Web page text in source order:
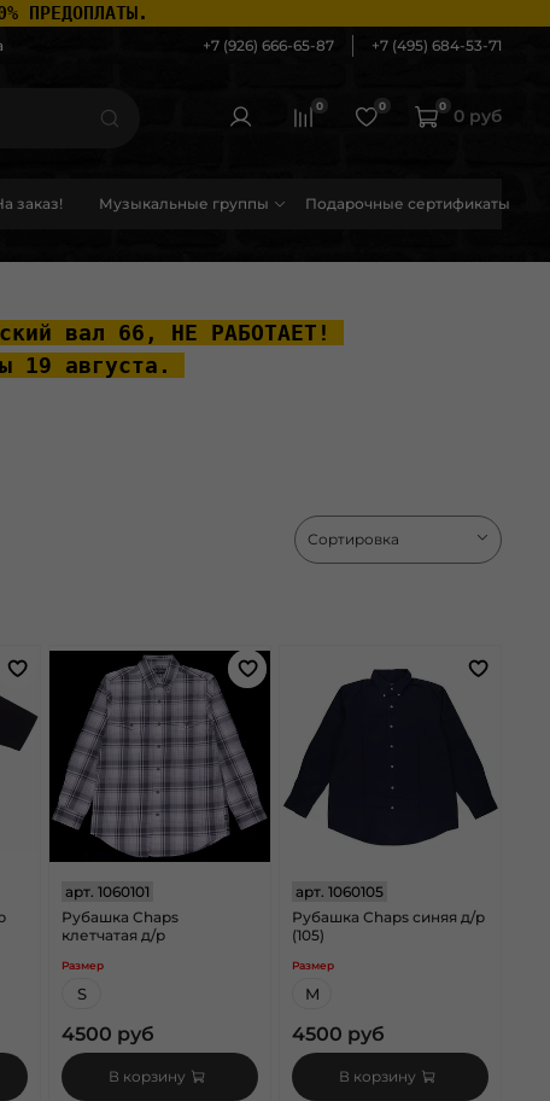
ПРЕДОПЛАТЫ.
+7 (926) 666-65-87 +7 (495) 684-53-71
0 0 0
0 руб
заказ! Музыкальные группы Подарочные сертификаты
вал 66, НЕ РАБОТАЕТ!
19 августа.
арт.1060101
Рубашка Chaps
клетчатая д/р
Размер
S
4500 руб
В корзину
арт.1060105
Рубашка Chaps синяя д/р
(105)
Размер
M
4500 руб
В корзину